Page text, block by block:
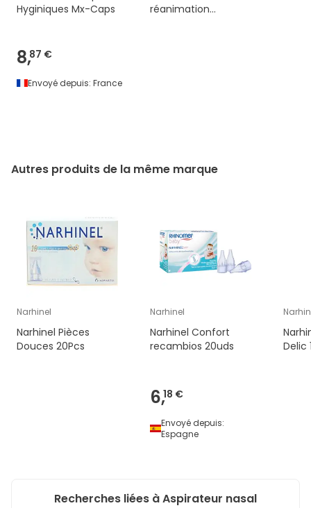
Hyginiques Mx-Caps
8,87 €
Envoyé depuis: France
réanimation
Autres produits de la même marque
Narhinel
Narhinel Pièces
Douces 20Pcs
Narhinel
Narhinel Confort
recambios 20uds
6,18 €
Envoyé depuis:
Espagne
Delic
Recherches liées à Aspirateur nasal